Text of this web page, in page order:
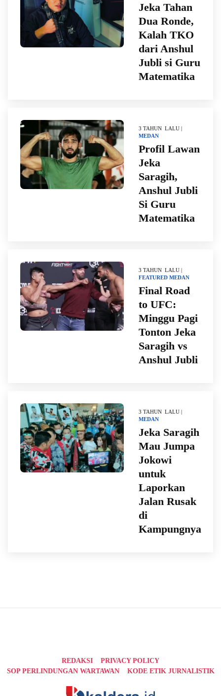
Jeka Tahan
Dua Ronde,
Kalah TKO
dari Anshul
Jubli si Guru
Matematika
3 TAHUN LALU |
MEDAN
Profil Lawan
Jeka
Saragih,
Anshul Jubli
Si Guru
Matematika
3 TAHUN LALU |
FEATURED MEDAN
Final Road
to UFC:
Minggu Pagi
Tonton Jeka
Saragih vs
Anshul Jubli
3 TAHUN LALU |
MEDAN
Jeka Saragih
Mau Jumpa
Jokowi
untuk
Laporkan
Jalan Rusak
di
Kampungnya
REDAKSI
PRIVACY POLICY
SOP PERLINDUNGAN WARTAWAN
KODE ETIK JURNALISTIK